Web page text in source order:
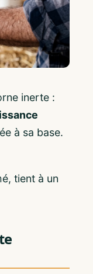
inerte :
à sa base.
tient à un